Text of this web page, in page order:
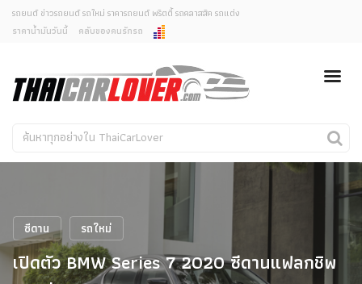
ยกเลิกการแจ้งเตือน
คุณต้องการยกเลิกการแจ้งเตือนข่าวสารเมื่อมีการอัพเดต
ใช่หรือไม่?
ไม่
รถยนต์ ข่าวรถยนต์ รถใหม่ ราคารถยนต์ พริตตี้ รถคลาสสิค รถแต่ง
ราคาน้ำมันวันนี้
คลับของคนรักรถ
รถใหม่
คนรักรถ
รถแต่ง
สเปคราคา รถยนต์
ซีดาน รถใหม่
เปิดตัว BMW Series 7 2020 ซีดานแฟลกชิพ